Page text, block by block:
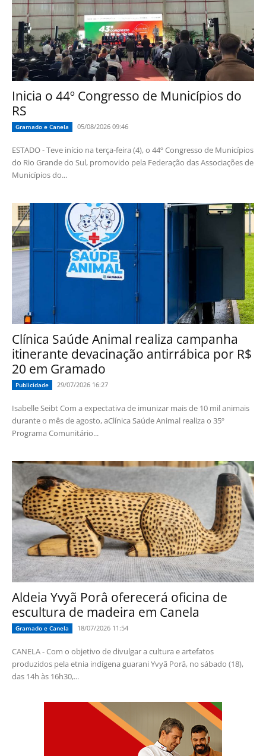
Inicia o 44º Congresso de Municípios do
RS
Gramado e Canela 05/08/2026 09:46
ESTADO - Teve início na terça-feira (4), o 44º Congresso de Municípios
do Rio Grande do Sul, promovido pela Federação das Associações de
Municípios do...
Clínica Saúde Animal realiza campanha
itinerante devacinação antirrábica por R$
20 em Gramado
Publicidade 29/07/2026 16:27
Isabelle Seibt Com a expectativa de imunizar mais de 10 mil animais
durante o mês de agosto, aClínica Saúde Animal realiza o 35º
Programa Comunitário...
Aldeia Yvyã Porâ oferecerá oficina de
escultura de madeira em Canela
Gramado e Canela 18/07/2026 11:54
CANELA - Com o objetivo de divulgar a cultura e artefatos
produzidos pela etnia indígena guarani Yvyã Porâ, no sábado (18),
das 14h às 16h30,...